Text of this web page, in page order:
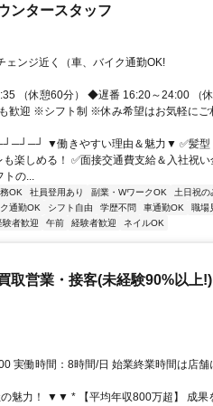
ンタースタッフ
ェンジ近く（車、バイク通勤OK!
（休憩60分） ◆遅番 16:20～24:00 （
歓迎 ※シフト制 ※休み希望はお気軽にご
▼働きやすい理由＆魅力▼ ✅髪型
楽しめる！ ✅面接交通費支給＆入社祝
トの...
OK 社員登用あり 副業・WワークOK
土日祝の
通勤OK シフト自由 学歴不問 車通勤OK
職場
験者歓迎 午前 経験者歓迎 ネイルOK
取営業・接客(未経験90%以上!)
実働時間：8時間/日 始業終業時間は店舗
魅力！ ▼▼ * 【平均年収800万超】 成果